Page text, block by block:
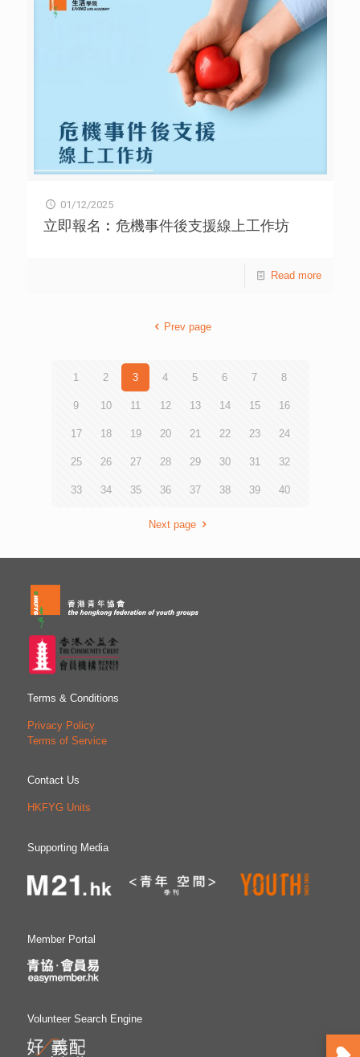
不多於四節的以下其中一項服務： 參與是項計劃的協作精神
科專科醫生診治（包括診金及藥費，藥費津貼上限為港幣
$4,500元） 由臨床心理學家提供的心理服務 由註冊社工提
供的情緒輔導 首次到診後，申請者可向計劃協作醫生領取轉
介信，排期公立醫院精神科門診 完成四次節數後，如有需要
(根據醫生、臨床心理學家及社工評估)，申請者可申請續
期，成功續期者可獲額外兩次免費診治或會談 服務時段：
申請日期：即日至2026年3月31日 申請人須於2026年9月30
日或之前完成所有節數，如限期前未完成四次節數，申請人
可選擇自費接受餘下的服務 計劃不包括以下個案類別： 現
正接受私立／公立精神科診治服務人士 疑似或確診思覺失調
智力評估 有特殊學習需要(SEN)青少年之評估服務 有即時自
參與此計劃，未滿18歲之申請人須獲得監護人同意。 參加
者須於收到確認信後一個月內完成預約計劃協作醫生、臨床
心理學家或社工，如一個月內未進行預約則當作放棄名額，
相隔最少十星期。 轉介社工須知： 轉介社工須於申請人首
療。 計劃將資助每名成功申請人不多於四次之精神科專科診
港）3755 7021 wp@hkfyg.org.hk *本計劃獲香港迪士尼樂
園度假區全額資助
01/12/2025
立即報名︰危機事件後支援線上工作坊
Read more
Prev page
1 2 3 4 5 6 7 8
9 10 11 12 13 14 15 16
17 18 19 20 21 22 23 24
25 26 27 28 29 30 31 32
33 34 35 36 37 38 39 40
Next page
Terms & Conditions
Privacy Policy
Terms of Service
Contact Us
HKFYG Units
Supporting Media
Member Portal
Volunteer Search Engine